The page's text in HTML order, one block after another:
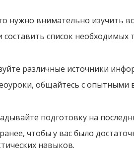
нужно внимательно изучить
составить список необходимых
различные источники
общайтесь с опытными
подготовку на
чтобы у вас было
навыков.